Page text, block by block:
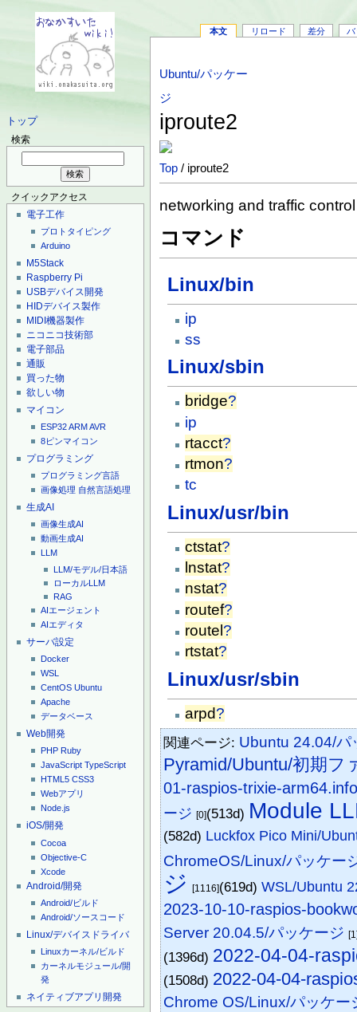
トップ
検索
クイックアクセス
電子工作
プロトタイピング
Arduino
M5Stack
Raspberry Pi
USBデバイス開発
HIDデバイス製作
MIDI機器製作
ニコニコ技術部
電子部品
通販
買った物
欲しい物
マイコン
ESP32ARMAVR
8ピンマイコン
プログラミング
プログラミング言語
画像処理 自然言語処理
生成AI
画像生成AI
動画生成AI
LLM
LLM/モデル/日本語
ローカルLLM
RAG
AIエージェント
AIエディタ
サーバ設定
Docker
WSL
CentOS Ubuntu
Apache
データベース
Web開発
PHP Ruby
JavaScript TypeScript
HTML5 CSS3
Webアプリ
Node.js
iOS/開発
Cocoa
Objective-C
Xcode
Android/開発
Android/ビルド
Android/ソースコード
Linux/デバイスドライバ
Linuxカーネル/ビルド
カーネルモジュール/開
発
ネイティブアプリ開発
本文 リロード 差分 バ
Ubuntu/パッケー
ジ
iproute2
Top / iproute2
networking and traffic
コマンド
Linux/bin
ip
ss
Linux/sbin
bridge?
ip
rtacct?
rtmon?
tc
Linux/usr/bin
ctstat?
lnstat?
nstat?
routef?
routel ?
rtstat?
Linux/usr/sbin
arpd?
関連ページ: Ubuntu 24.04/パ
Pyramid/Ubuntu/初期フ
01-raspios-trixie-
ージ [0](513d) Module
(582d) Luckfox Pico Mini/
ChromeOS/Linux/パッケー
ジ [1116](619d)WSL/Ubuntu
2023-10-10-raspios-
Server 20.04.5/パッケージ
(1396d) 2022-04-04-
(1508d) 2022-04-04-
Chrome OS/Linux/パッケー